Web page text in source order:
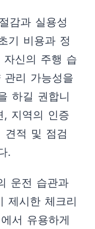
감과 실용성
기 비용과 정
자신의 주행 습
리 가능성을
하길 권합니
, 지역의 인증
견적 및 점검
.
운전 습관과
제시한 체크리
서 유용하게